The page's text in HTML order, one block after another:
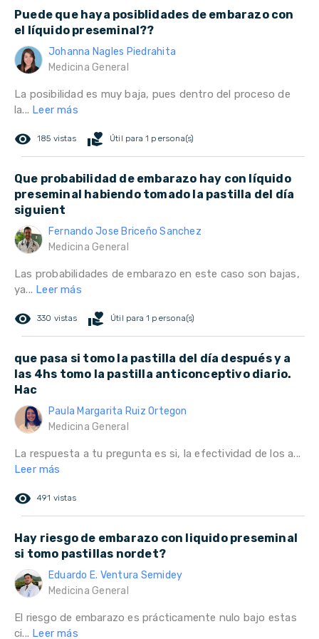
Puede que haya posiblidades de embarazo con
el líquido preseminal??
Johanna Nagles Piedrahita
Medicina General
La posibilidad es muy baja, pues dentro del proceso de
la... Leer más
remove_red_eye 185 vistas volunteer_activism Útil para 1 persona(s)
Que probabilidad de embarazo hay con líquido
preseminal habiendo tomado la pastilla del día
siguient
Fernando Jose Briceño Sanchez
Medicina General
Las probabilidades de embarazo en este caso son bajas,
ya... Leer más
remove_red_eye 330 vistas volunteer_activism Útil para 1 persona(s)
que pasa si tomo la pastilla del día después y a
las 4hs tomo la pastilla anticonceptivo diario.
Hac
Paula Margarita Ruiz Ortegon
Medicina General
La respuesta a tu pregunta es si, la efectividad de los a...
Leer más
remove_red_eye 491 vistas
Hay riesgo de embarazo con liquido preseminal
si tomo pastillas nordet?
Eduardo E. Ventura Semidey
Medicina General
El riesgo de embarazo es prácticamente nulo bajo estas
ci... Leer más